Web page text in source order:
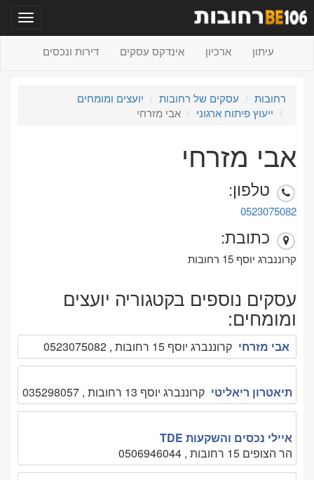
עיתון ארכיון אינדקס עסקים דירות ונכסים
רחובות עסקים של רחובות
יועצים ומומחים
ייעוץ פיתוח ארגוני
אבי מזרחי
אבי מזרחי
טלפון:
0523075082
כתובת:
קרוננברג יוסף 15 רחובות
עסקים נוספים בקטגוריה יועצים
ומומחים:
אבי מזרחי קרוננברג יוסף 15 רחובות , 0523075082
תיאטרון ריאליטי קרוננברג יוסף 13 רחובות , 035298057
איילי נכסים והשקעות TDE
הר הצופים 15 רחובות , 0506946044